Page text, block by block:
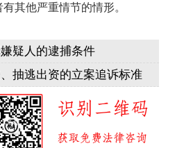
其他严重情节的情形。
疑人的逮捕条件
抽逃出资的立案追诉标准